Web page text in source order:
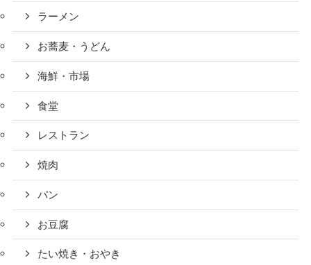
ラーメン
お蕎麦・うどん
海鮮・市場
食堂
レストラン
焼肉
パン
お豆腐
たい焼き・おやき